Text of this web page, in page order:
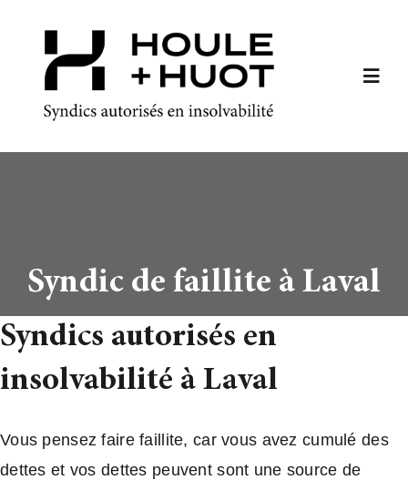
content
Accueil
Services
Articles
Bureaux
Contact
Syndic de faillite à Laval
Syndics autorisés en
insolvabilité à Laval
Vous pensez faire faillite, car vous avez cumulé des
dettes et vos dettes peuvent sont une source de